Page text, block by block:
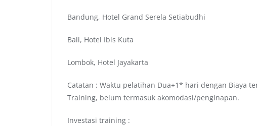
Bandung, Hotel Grand Serela Setiabudhi
Bali, Hotel Ibis Kuta
Lombok, Hotel Jayakarta
Catatan : Waktu pelatihan Dua+1* hari dengan Biaya
Training, belum termasuk akomodasi/penginapan.
Investasi training :